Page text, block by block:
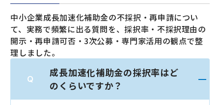
中小企業成長加速化補助金の不採択・再申請につい
て、実務で頻繁に出る質問を、採択率・不採択理由の
開示・再申請可否・3次公募・専門家活用の観点で整
理しました。
成長加速化補助金の採択率はど
のくらいですか？